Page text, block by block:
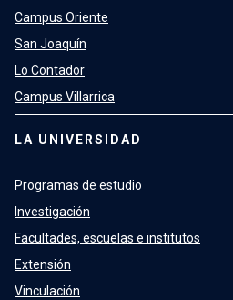
Campus Oriente
San Joaquín
Lo Contador
Campus Villarrica
LA UNIVERSIDAD
Programas de estudio
Investigación
Facultades, escuelas e institutos
Extensión
Vinculación